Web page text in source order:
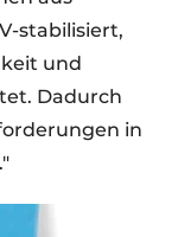
stabilisiert,
und
Dadurch
in